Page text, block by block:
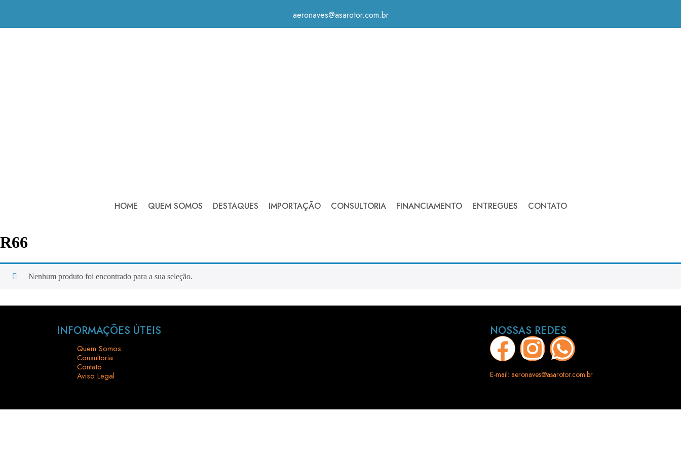
aeronaves@asarotor.com.br
HOME QUEM SOMOS DESTAQUES IMPORTAÇÃO CONSULTORIA FINANCIAMENTO ENTREGUES CONTATO
R66
Nenhum produto foi encontrado para a sua seleção.
INFORMAÇÕES ÚTEIS
Quem Somos
Consultoria
Contato
Aviso Legal
NOSSAS REDES
E-mail: aeronaves@asarotor.com.br